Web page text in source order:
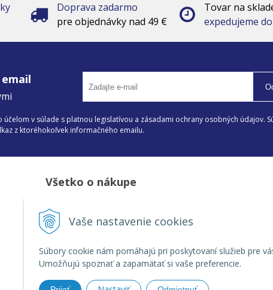
Vaše nastavenie cookies
Súbory cookie nám pomáhajú pri poskytovaní služieb pre
Umožňujú spoznať a zapamätať si vaše preferencie.
Doprava zadarmo
pre objednávky nad 49 €
Tovar na
expedujeme
v súlade s platnou legislatívou a zásadami ochrany osobných údajov.
z ktoréhokoľvek informačného emailu.
Všetko o nákupe
Reklamačný poriadok
Obchodné podmienky